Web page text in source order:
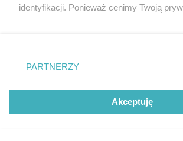
the:protocol
identyfikacji. Ponieważ cenimy Twoją
prywatności znajdujący się w lewym
. Niektóre rodzaje przetwarzania
takiemu przetwarzaniu. Preferencje będą
zastosowania tylko na tej witrynie.
PARTNERZY
Akceptuję